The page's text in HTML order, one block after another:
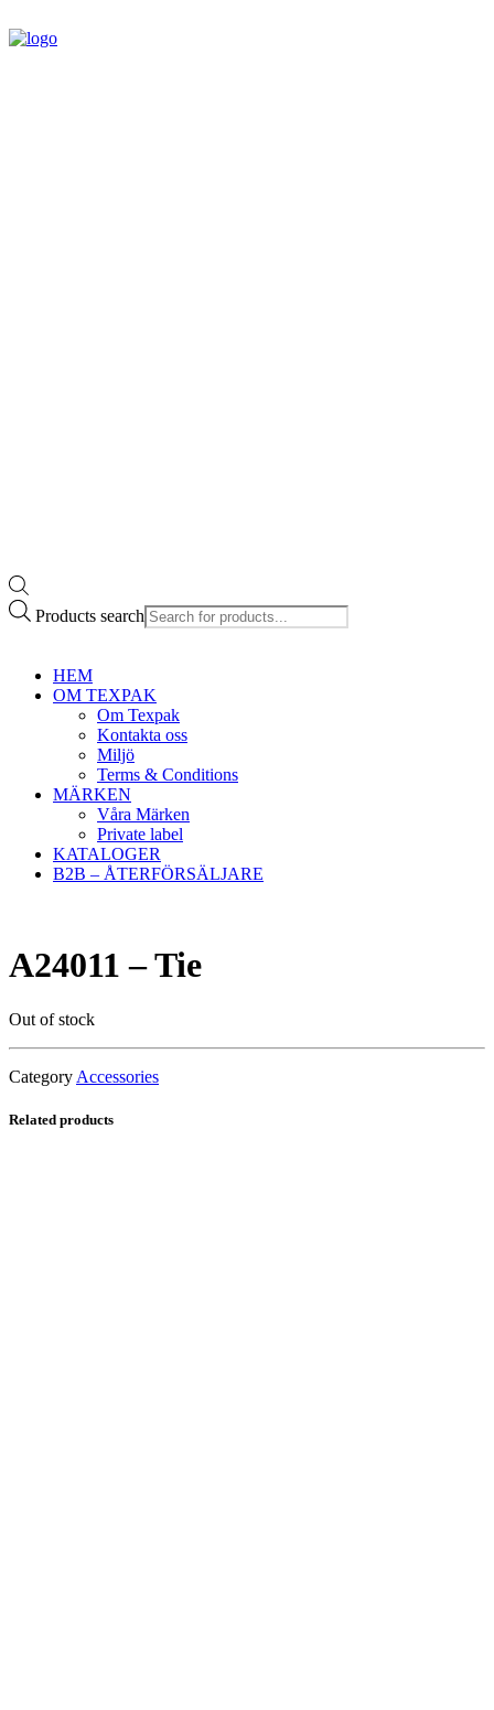
Products search
HEM
OM TEXPAK
Om Texpak
Kontakta oss
Miljö
Terms & Conditions
MÄRKEN
Våra Märken
Private label
KATALOGER
B2B – ÅTERFÖRSÄLJARE
A24011 – Tie
Out of stock
Category Accessories
Related products